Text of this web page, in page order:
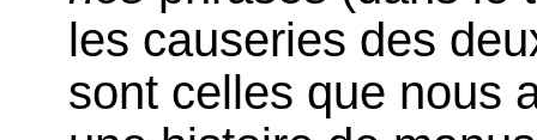
les causeries des
sont celles que nous